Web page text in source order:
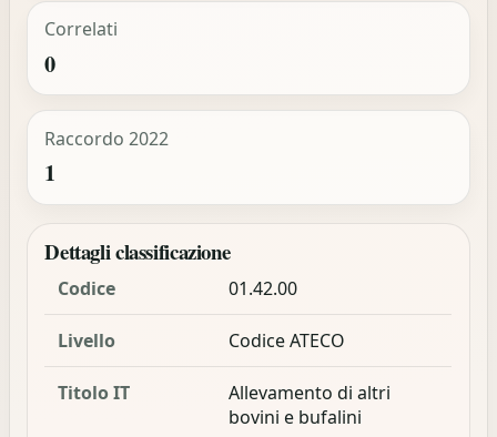
Correlati
0
Raccordo 2022
1
Dettagli classificazione
Codice 01.42.00
Livello Codice ATECO
Titolo IT
Allevamento di altri
bovini e bufalini